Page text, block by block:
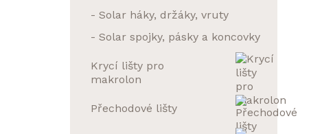
- Solar háky, držáky, vruty
- Solar spojky, pásky a koncovky
Krycí lišty pro
makrolon
Přechodové lišty